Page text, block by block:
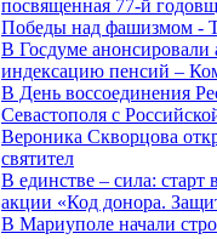
посвященная 77-й
Победы над фашизмом -
В Госдуме анонсировали
индексацию пенсий –
В День воссоединения
Севастополя с
Вероника Скворцова
святител
В единстве – сила: старт
акции «Код донора.
В Мариуполе начали